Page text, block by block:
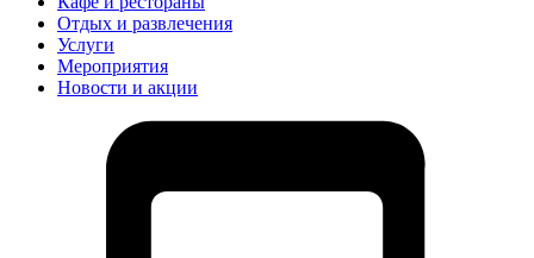
Отдых и развлечения
Услуги
Мероприятия
Новости и акции